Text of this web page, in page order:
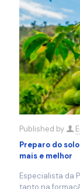
Published by
Preparo do
mais e melhor
Especialista da
tanto na